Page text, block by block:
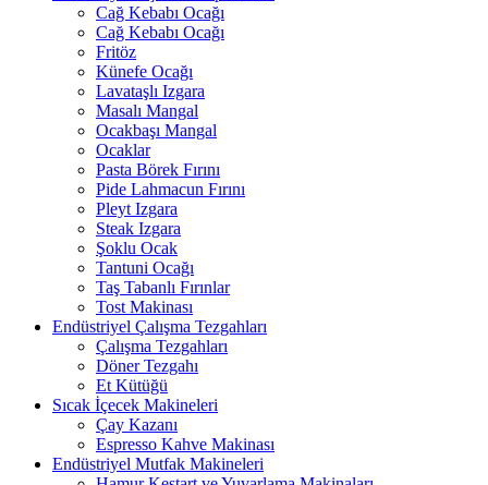
Cağ Kebabı Ocağı
Cağ Kebabı Ocağı
Fritöz
Künefe Ocağı
Lavataşlı Izgara
Masalı Mangal
Ocakbaşı Mangal
Ocaklar
Pasta Börek Fırını
Pide Lahmacun Fırını
Pleyt Izgara
Steak Izgara
Şoklu Ocak
Tantuni Ocağı
Taş Tabanlı Fırınlar
Tost Makinası
Endüstriyel Çalışma Tezgahları
Çalışma Tezgahları
Döner Tezgahı
Et Kütüğü
Sıcak İçecek Makineleri
Çay Kazanı
Espresso Kahve Makinası
Endüstriyel Mutfak Makineleri